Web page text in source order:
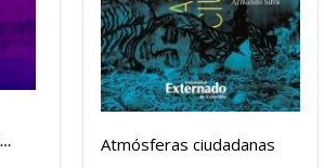
Atmósferas ciudadanas